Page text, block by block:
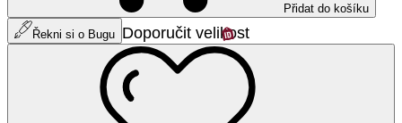
Přidat do košíku
Řekni si o Bugu Doporučit velikost